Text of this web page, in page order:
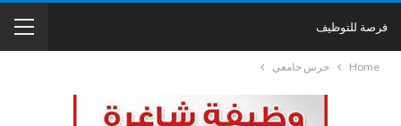
فرصة للتوظيف
Home حرس جامعي